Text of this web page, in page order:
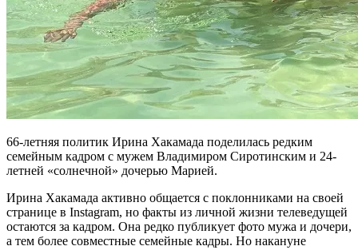
66-летняя политик Ирина Хакамада поделилась редким
семейным кадром с мужем Владимиром Сиротинским и 24-
летней «солнечной» дочерью Марией.
Ирина Хакамада активно общается с поклонниками на своей
странице в Instagram, но факты из личной жизни телеведущей
остаются за кадром. Она редко публикует фото мужа и дочери,
а тем более совместные семейные кадры. Но накануне